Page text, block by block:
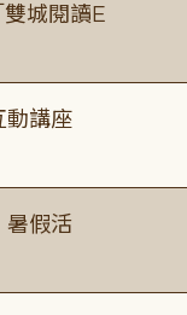
城閱讀E
動講座
暑假活